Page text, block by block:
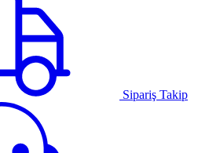
Sipariş Takip